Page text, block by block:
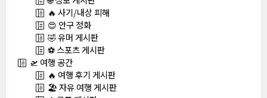
🔥 사기/내상 피해
😍 안구 정화
🤣 유머 게시판
⚽ 스포츠 게시판
🛫 여행 공간
🔥 여행 후기 게시판
🏖️ 자유 여행 게시판